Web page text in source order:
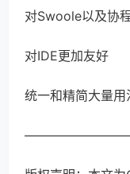
对Swoole以及协
对IDE更加友好
统一和精简大量用